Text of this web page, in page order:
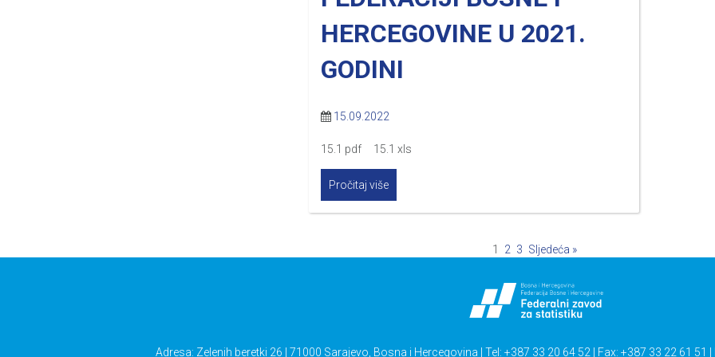
HERCEGOVINE U 2021.
GODINI
15.09.2022
15.1 pdf 15.1 xls
Pročitaj više
1 2 3 Sljedeća »
Adresa: Zelenih beretki 26 | 71000 Sarajevo, Bosna i Hercegovina | Tel: +387 33 20 64 52 | Fax: +387 33 22 61 51 |